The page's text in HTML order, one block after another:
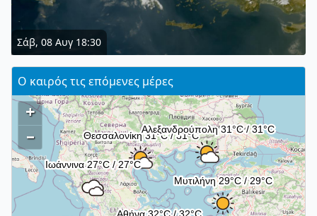
Σάβ, 08 Αυγ 18:30
Ο καιρός τις επόμενες μέρες
+
–